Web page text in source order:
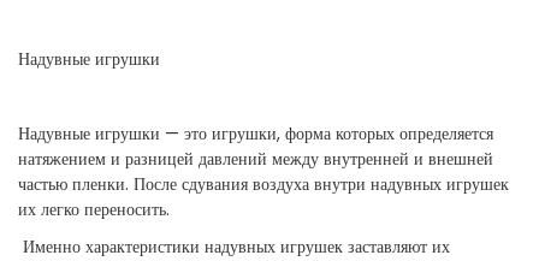
Надувные игрушки
Надувные игрушки — это игрушки, форма которых определяется
натяжением и разницей давлений между внутренней и внешней
частью пленки. После сдувания воздуха внутри надувных игрушек
их легко переносить.
Именно характеристики надувных игрушек заставляют их